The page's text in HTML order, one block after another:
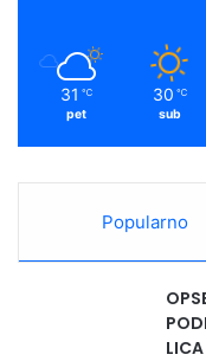
31 ℃
pet
30 ℃
sub
Popularno
LICA